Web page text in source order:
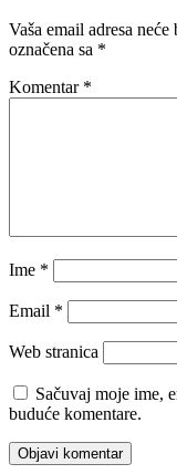
Vaša email adresa
označena sa *
Komentar *
Ime *
Email *
Web stranica
Sačuvaj moje ime,
buduće komentare.